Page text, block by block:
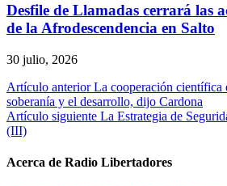
Desfile de Llamadas cerrará las
de la Afrodescendencia en Salto
30 julio, 2026
Navegación
de
entradas
Artículo anterior La cooperación científica
soberanía y el desarrollo, dijo Cardona
Artículo siguiente La Estrategia de
(III)
Acerca de Radio Libertadores